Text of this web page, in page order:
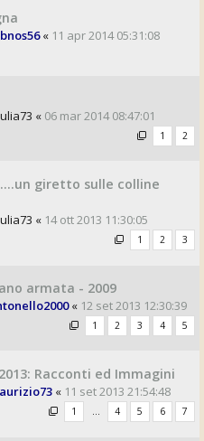
« 11 apr 2014 05:31:08
« 06 mar 2014 08:47:01
1 2
giretto sulle colline
« 14 ott 2013 11:30:05
1 2 3
armata - 2009
« 12 set 2013 12:30:39
1 2 3 4 5
Racconti ed Immagini
« 11 set 2013 21:54:48
1 … 4 5 6 7